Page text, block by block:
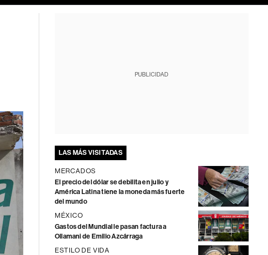
PUBLICIDAD
LAS MÁS VISITADAS
MERCADOS
El precio del dólar se debilita en julio y
América Latina tiene la moneda más fuerte
del mundo
MÉXICO
Gastos del Mundial le pasan factura a
Ollamani de Emilio Azcárraga
ESTILO DE VIDA